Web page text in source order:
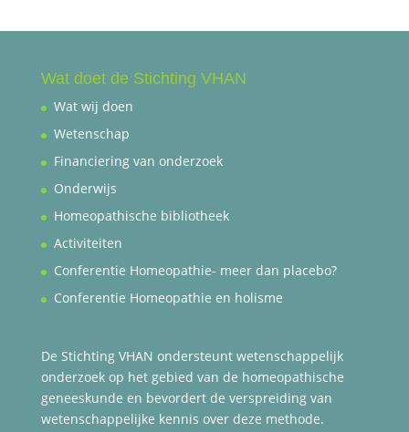
Wat doet de Stichting VHAN
Wat wij doen
Wetenschap
Financiering van onderzoek
Onderwijs
Homeopathische bibliotheek
Activiteiten
Conferentie Homeopathie- meer dan placebo?
Conferentie Homeopathie en holisme
De Stichting VHAN ondersteunt wetenschappelijk
onderzoek op het gebied van de homeopathische
geneeskunde en bevordert de verspreiding van
wetenschappelijke kennis over deze methode.